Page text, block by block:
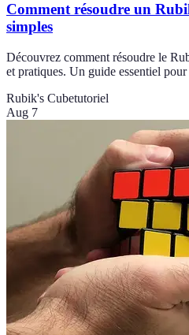
Comment résoudre un
simples
Découvrez comment résoudre le
et pratiques. Un guide essentiel
Rubik's Cubetutoriel
Aug 7